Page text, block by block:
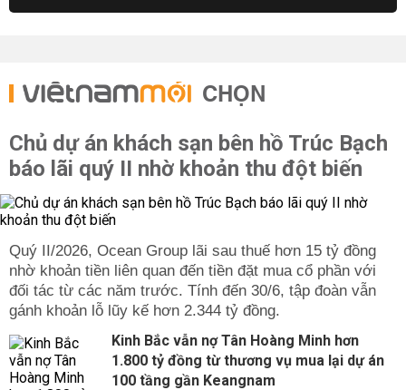
CHỌN
Chủ dự án khách sạn bên hồ Trúc Bạch
báo lãi quý II nhờ khoản thu đột biến
Quý II/2026, Ocean Group lãi sau thuế hơn 15 tỷ đồng
nhờ khoản tiền liên quan đến tiền đặt mua cổ phần với
đối tác từ các năm trước. Tính đến 30/6, tập đoàn vẫn
gánh khoản lỗ lũy kế hơn 2.344 tỷ đồng.
Kinh Bắc vẫn nợ Tân Hoàng Minh hơn
1.800 tỷ đồng từ thương vụ mua lại dự án
100 tầng gần Keangnam